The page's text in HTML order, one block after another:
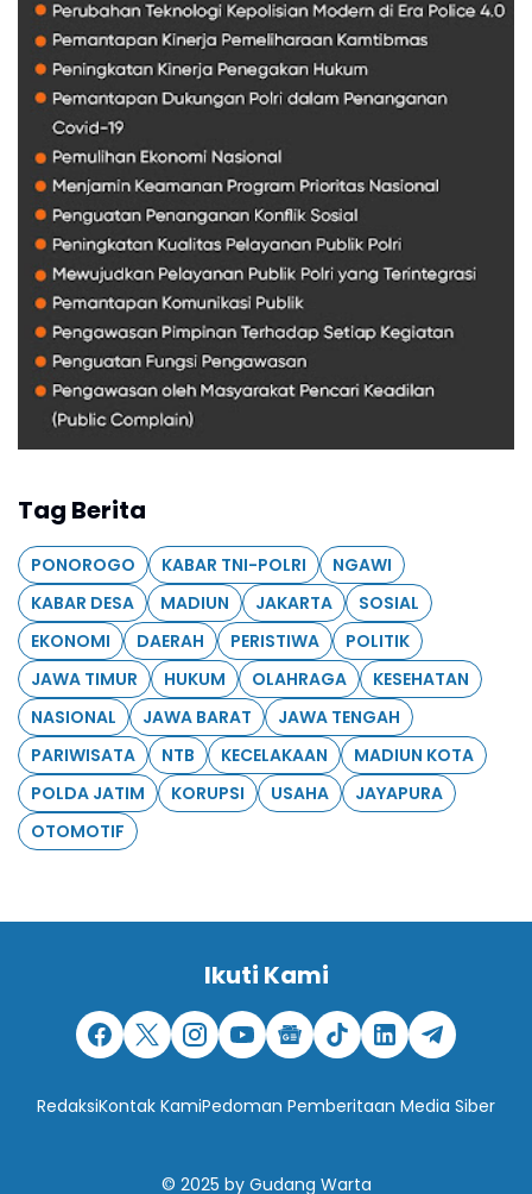
Tag Berita
PONOROGO KABAR TNI-POLRI
NGAWI
KABAR DESA
MADIUN JAKARTA
SOSIAL
EKONOMI
DAERAH PERISTIWA
POLITIK
JAWA TIMUR
HUKUM OLAHRAGA
KESEHATAN
NASIONAL
JAWA BARAT
JAWA TENGAH
PARIWISATA
NTB KECELAKAAN
MADIUN KOTA
POLDA JATIM
KORUPSI USAHA
JAYAPURA
OTOMOTIF
Ikuti Kami
RedaksiKontak KamiPedoman Pemberitaan Media Siber
© 2025 by Gudang Warta